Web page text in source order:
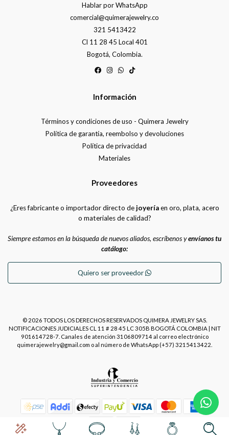
Hablar por WhatsApp
comercial@quimerajewelry.co
321 5413422
Cl 11 28 45 Local 401
Bogotá, Colombia.
Información
Términos y condiciones de uso - Quimera Jewelry
Política de garantía, reembolso y devoluciones
Política de privacidad
Materiales
Proveedores
¿Eres fabricante o importador directo dejoyeríaen oro, plata, acero
o materiales de calidad?
Siempre estamos en la búsqueda de nuevos aliados, escríbenos yenvíanos tu
catálogo:
Quiero ser proveedor
© 2026 TODOS LOS DERECHOS RESERVADOS QUIMERA JEWELRY SAS.
NOTIFICACIONES JUDICIALES CL 11 # 28 45 LC 305B BOGOTÁ COLOMBIA | NIT
901614728-7. Canales de atención 3106809714 al correo electrónico
quimerajewelry@gmail.com o al número de WhatsApp (+57) 3215413422.